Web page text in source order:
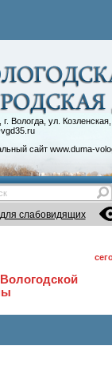
г. Вологда, ул.
сайт www.duma-
объединения
слабовидящих